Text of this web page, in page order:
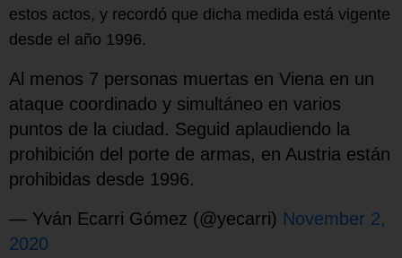
estos actos, y recordó que dicha medida está vigente
desde el año 1996.
Al menos 7 personas muertas en Viena en un
ataque coordinado y simultáneo en varios
puntos de la ciudad. Seguid aplaudiendo la
prohibición del porte de armas, en Austria están
prohibidas desde 1996.
— Yván Ecarri Gómez (@yecarri) November 2,
2020